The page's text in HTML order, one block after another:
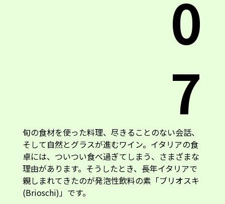
0
7
旬の食材を使った料理、尽きることのない会話、
そして自然とグラスが進むワイン。イタリアの食
卓には、ついつい食べ過ぎてしまう、さまざまな
理由があります。そうしたとき、長年イタリアで
親しまれてきたのが発泡性飲料の素「ブリオスキ
(Brioschi)」です。